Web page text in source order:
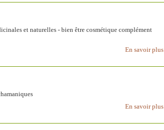
et naturelles - bien être cosmétique complément
En savoir plus
En savoir plus